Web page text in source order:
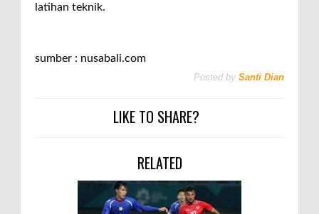
latihan teknik.
sumber : nusabali.com
Posted by Santi Dian
LIKE TO SHARE?
RELATED